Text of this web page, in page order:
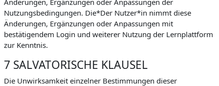
Änderungen, Ergänzungen oder Anpassungen der
Nutzungsbedingungen. Die*Der Nutzer*in nimmt diese
Änderungen, Ergänzungen oder Anpassungen mit
bestätigendem Login und weiterer Nutzung der Lernplattform
zur Kenntnis.
7 SALVATORISCHE KLAUSEL
Die Unwirksamkeit einzelner Bestimmungen dieser